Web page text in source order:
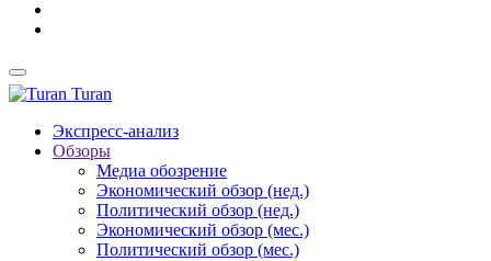
Turan
Экспресс-анализ
Обзоры
Медиа обозрение
Экономический обзор (нед.)
Политический обзор (нед.)
Экономический обзор (мес.)
Политический обзор (мес.)